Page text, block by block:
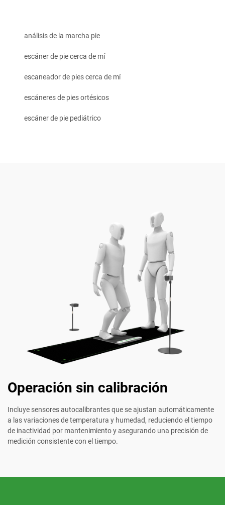
análisis de la marcha pie
escáner de pie cerca de mí
escaneador de pies cerca de mí
escáneres de pies ortésicos
escáner de pie pediátrico
Operación sin calibración
Incluye sensores autocalibrantes que se ajustan automáticamente
a las variaciones de temperatura y humedad, reduciendo el tiempo
de inactividad por mantenimiento y asegurando una precisión de
medición consistente con el tiempo.